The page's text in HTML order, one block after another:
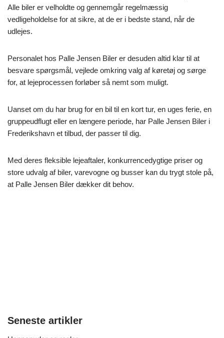
Alle biler er velholdte og gennemgår regelmæssig
vedligeholdelse for at sikre, at de er i bedste stand, når de
udlejes.
Personalet hos Palle Jensen Biler er desuden altid klar til at
besvare spørgsmål, vejlede omkring valg af køretøj og sørge
for, at lejeprocessen forløber så nemt som muligt.
Uanset om du har brug for en bil til en kort tur, en uges ferie, en
gruppeudflugt eller en længere periode, har Palle Jensen Biler i
Frederikshavn et tilbud, der passer til dig.
Med deres fleksible lejeaftaler, konkurrencedygtige priser og
store udvalg af biler, varevogne og busser kan du trygt stole på,
at Palle Jensen Biler dækker dit behov.
Seneste artikler